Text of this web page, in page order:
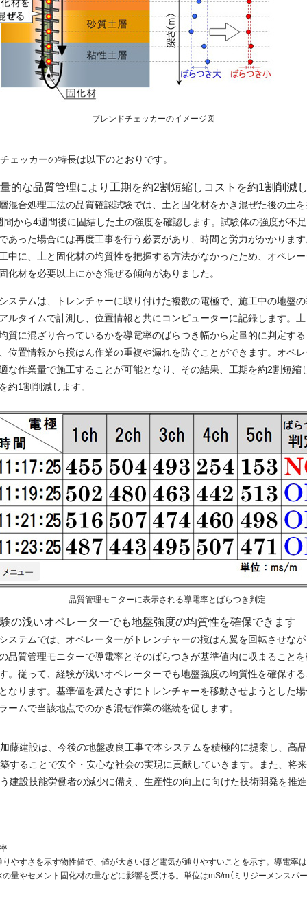
ブレンドチェッカーのイメージ図
ェッカーの特長は以下のとおりです。
的な品質管理により工期を約2割短縮しコストを約1割削減
混合処理工法の品質確認試験では、土と固化材をかき混ぜた後の土
間から4週間後に固結した土の強度を確認します。試験体の強度が不
あった場合には再度工事を行う必要があり、時間と労力がかかりま
中に、土と固化材の均質性を把握する方法がなかったため、オペレ
化材を必要以上にかき混ぜる傾向がありました。
ステムは、トレンチャーに取り付けた複数の電極で、施工中の地盤
ルタイムで計測し、位置情報と共にコンピューターに記録します。
質に混ざり合っているかを導電率のばらつき幅から定量的に判定す
位置情報から撹はん作業の重複や漏れを防ぐことができます。オペ
な作業量で施工することが可能となり、その結果、工期を約2割短縮
約1割削減します。
品質管理モニターに表示される導電率とばらつき判定
の浅いオペレーターでも地盤強度の均質性を確保できます
ステムでは、オペレーターがトレンチャーの撹はん翼を回転させな
品質管理モニターで導電率とそのばらつきが基準値内に収まること
。従って、経験が浅いオペレーターでも地盤強度の均質性を確保す
なります。基準値を満たさずにトレンチャーを移動させようとした
ームで当該地点でのかき混ぜ作業の継続を促します。
藤建設は、今後の地盤改良工事で本システムを積極的に提案し、高
することで安全・安心な社会の実現に貢献していきます。また、将
建設技能労働者の減少に備え、生産性の向上に向けた技術開発を推
やすさを示す物性値で、値が大きいほど電気が通りやすいことを示す。導電率
量やセメント固化材の量などに影響を受ける。単位はmS/m（ミリジーメンスパー